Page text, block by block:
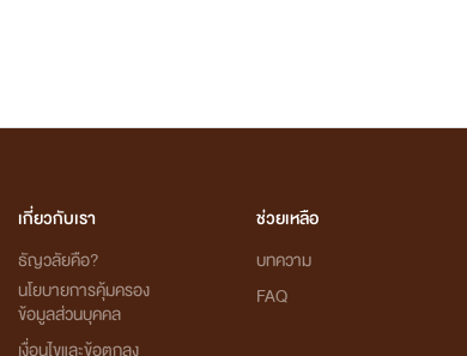
เกี่ยวกับเรา
ธัญวลัยคือ?
นโยบายการคุ้มครอง
ข้อมูลส่วนบุคคล
ช่วยเหลือ
บทความ
FAQ